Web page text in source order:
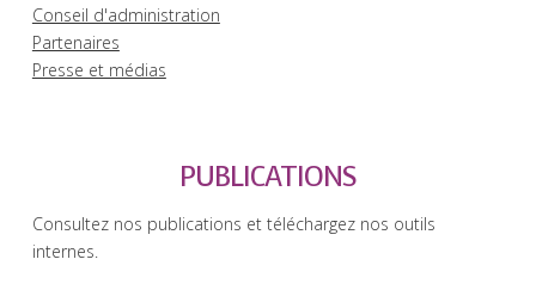
Conseil d'administration
Partenaires
Presse et médias
PUBLICATIONS
Consultez nos publications et téléchargez nos outils
internes.